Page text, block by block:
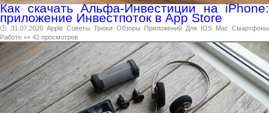
Как скачать Альфа-Инвестиции на iPhone:
приложение Инвестпоток в App Store
🕑 31.07.2026 Apple Советы Трюки Обзоры Приложений Для IOS Mac Смартфоны
Работе 👀 42 просмотров